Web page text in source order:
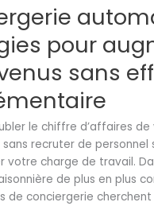
pour
sans
le chiffre d’affaires
recruter de personnel
votre charge de travail.
de plus en plus
de conciergerie